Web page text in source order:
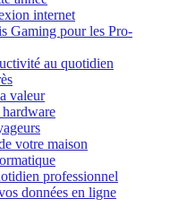
internet
Gaming pour les Pro-
au quotidien
valeur
votre maison
professionnel
données en ligne